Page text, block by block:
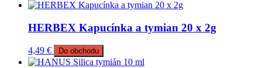
HERBEX Kapucínka a tymian 20 x 2g
4,49 € Do obchodu